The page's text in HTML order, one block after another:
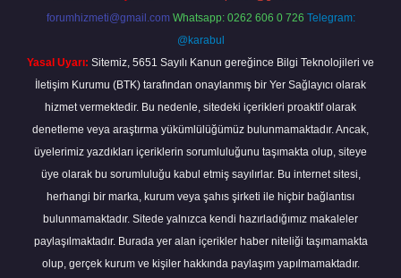
forumhizmeti@gmail.com Whatsapp: 0262 606 0 726 Telegram:
@karabul
Yasal Uyarı: Sitemiz, 5651 Sayılı Kanun gereğince Bilgi Teknolojileri ve
İletişim Kurumu (BTK) tarafından onaylanmış bir Yer Sağlayıcı olarak
hizmet vermektedir. Bu nedenle, sitedeki içerikleri proaktif olarak
denetleme veya araştırma yükümlülüğümüz bulunmamaktadır. Ancak,
üyelerimiz yazdıkları içeriklerin sorumluluğunu taşımakta olup, siteye
üye olarak bu sorumluluğu kabul etmiş sayılırlar. Bu internet sitesi,
herhangi bir marka, kurum veya şahıs şirketi ile hiçbir bağlantısı
bulunmamaktadır. Sitede yalnızca kendi hazırladığımız makaleler
paylaşılmaktadır. Burada yer alan içerikler haber niteliği taşımamakta
olup, gerçek kurum ve kişiler hakkında paylaşım yapılmamaktadır.